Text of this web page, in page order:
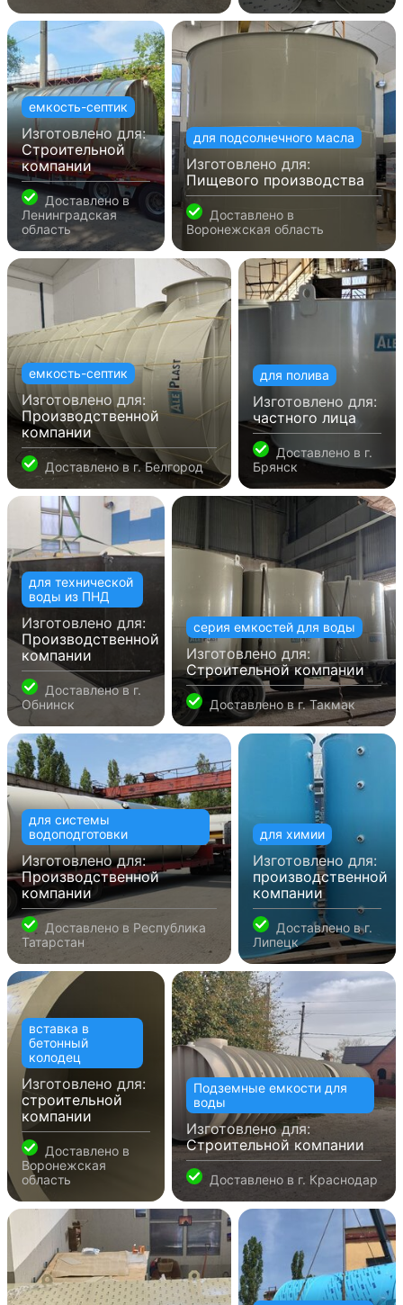
емкость-септик
Изготовлено для:
Строительной
компании
Доставлено в
Ленинградская
область
для подсолнечного масла
Изготовлено для:
Пищевого производства
Доставлено в
Воронежская область
емкость-септик
Изготовлено для:
Производственной
компании
Доставлено в г. Белгород
для полива
Изготовлено для:
частного лица
Доставлено в г.
Брянск
для технической
воды из ПНД
Изготовлено для:
Производственной
компании
Доставлено в г.
Обнинск
серия емкостей для воды
Изготовлено для:
Строительной компании
Доставлено вг. Такмак
для системы
водоподготовки
Изготовлено для:
Производственной
компании
Доставлено в Республика
Татарстан
для химии
Изготовлено для:
производственной
компании
Доставлено вг.
Липецк
вставка в
бетонный
колодец
Изготовлено для:
строительной
компании
Доставлено в
Воронежская
область
Подземные емкости для
воды
Изготовлено для:
Строительной компании
Доставлено в г. Краснодар